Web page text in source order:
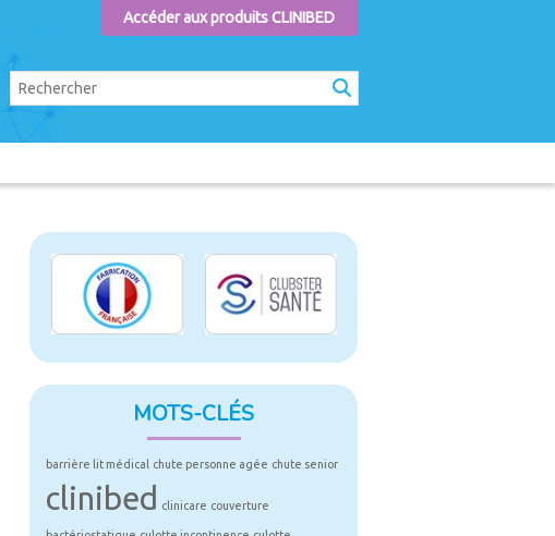
Accéder aux produits CLINIBED
MOTS-CLÉS
barrière lit médical chute personne agée chute senior
clinibed clinicare couverture